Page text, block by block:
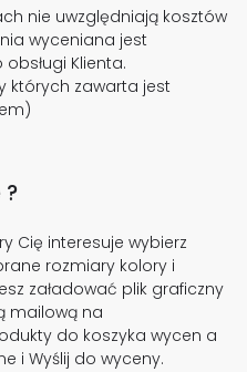
nie uwzględniają kosztów
wyceniana jest
Klienta.
których zawarta jest
?
Cię interesuje wybierz
rozmiary kolory i
załadować plik graficzny
mailową na
do koszyka wycen a
i Wyślij do wyceny.